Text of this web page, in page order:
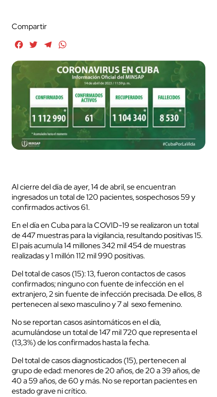
Compartir
FacebookTwitterTelegram
Al cierre del día de ayer, 14 de abril, se encuentran
ingresados un total de 120 pacientes, sospechosos 59 y
confirmados activos 61.
En el día en Cuba para la COVID-19 se realizaron un total
de 447 muestras para la vigilancia, resultando positivas 15.
El país acumula 14 millones 342 mil 454 de muestras
realizadas y 1 millón 112 mil 990 positivas.
Del total de casos (15): 13, fueron contactos de casos
confirmados; ninguno con fuente de infección en el
extranjero, 2 sin fuente de infección precisada. De ellos, 8
pertenecen al sexo masculino y 7 al sexo femenino.
No se reportan casos asintomáticos en el día,
acumulándose un total de 147 mil 720 que representa el
(13,3%) de los confirmados hasta la fecha.
Del total de casos diagnosticados (15), pertenecen al
grupo de edad: menores de 20 años, de 20 a 39 años, de
40 a 59 años, de 60 y más. No se reportan pacientes en
estado grave ni crítico.